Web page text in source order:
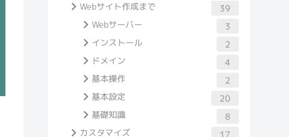
Webサイト作成まで 39
Webサーバー 3
インストール 2
ドメイン 4
基本操作 2
基本設定 20
基礎知識 8
カスタマイズ 17